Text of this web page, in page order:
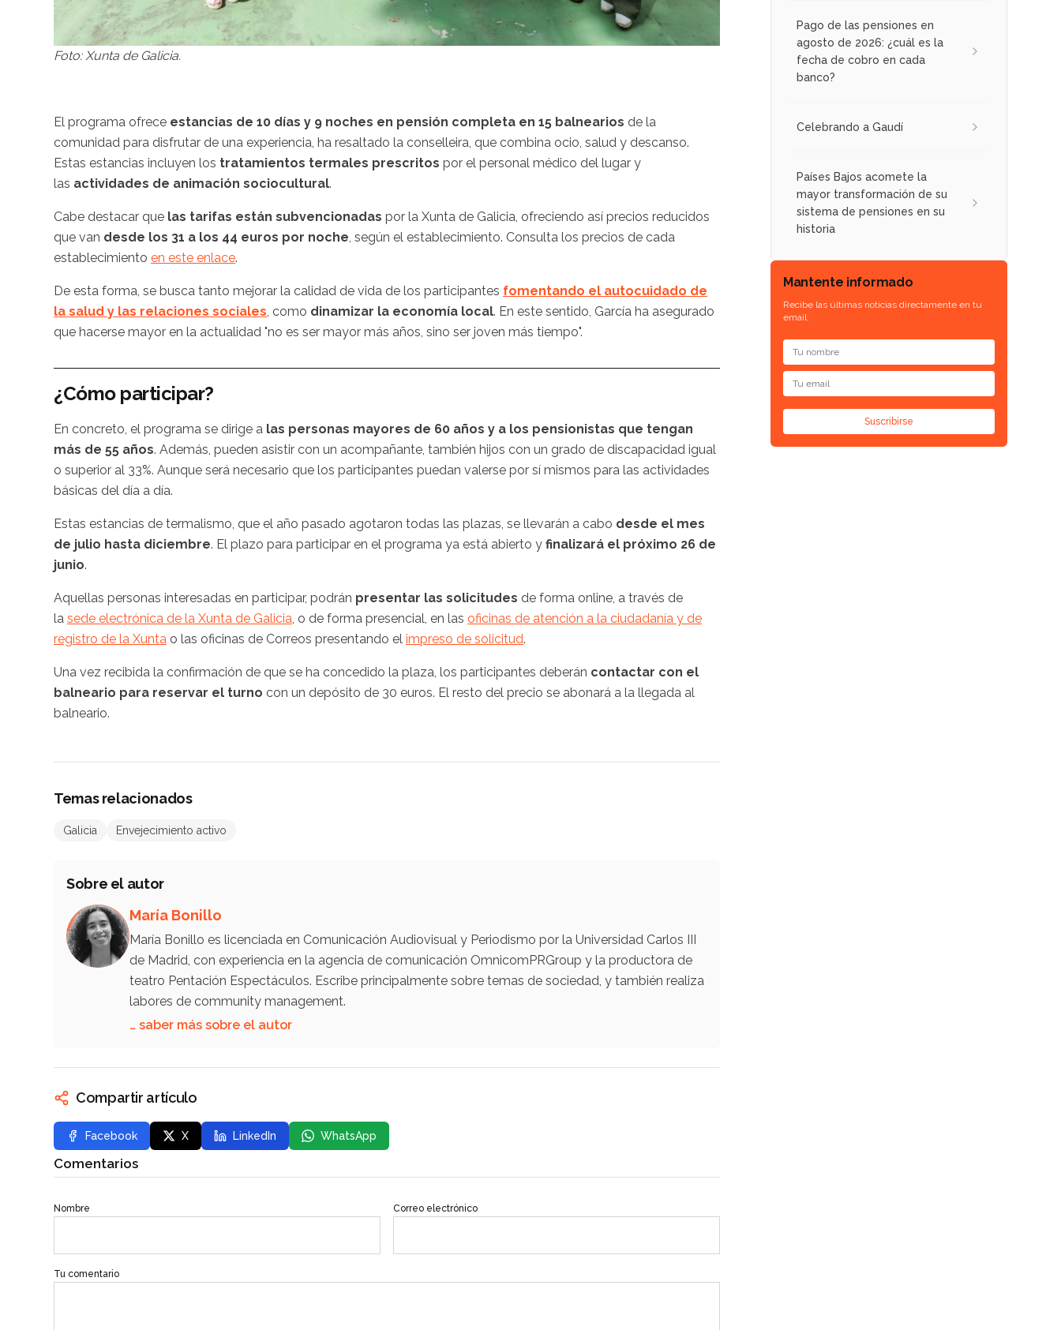
Foto: Xunta de Galicia.
El programa ofrece estancias de 10 días y 9 noches en pensión completa en 15 balnearios de la
comunidad para disfrutar de una experiencia, ha resaltado la conselleira, que combina ocio, salud y descanso.
Estas estancias incluyen los tratamientos termales prescritos por el personal médico del lugar y
las actividades de animación sociocultural.
Cabe destacar que las tarifas están subvencionadas por la Xunta de Galicia, ofreciendo así precios reducidos
que van desde los 31 a los 44 euros por noche, según el establecimiento. Consulta los precios de cada
establecimiento en este enlace.
De esta forma, se busca tanto mejorar la calidad de vida de los participantes fomentando el autocuidado de
la salud y las relaciones sociales, como dinamizar la economía local. En este sentido, García ha asegurado
que hacerse mayor en la actualidad "no es ser mayor más años, sino ser joven más tiempo".
¿Cómo participar?
En concreto, el programa se dirige a las personas mayores de 60 años y a los pensionistas que tengan
más de 55 años. Además, pueden asistir con un acompañante, también hijos con un grado de discapacidad igual
o superior al 33%. Aunque será necesario que los participantes puedan valerse por sí mismos para las actividades
básicas del día a día.
Estas estancias de termalismo, que el año pasado agotaron todas las plazas, se llevarán a cabo desde el mes
de julio hasta diciembre. El plazo para participar en el programa ya está abierto y finalizará el próximo 26 de
junio.
Aquellas personas interesadas en participar, podrán presentar las solicitudes de forma online, a través de
la sede electrónica de la Xunta de Galicia, o de forma presencial, en las oficinas de atención a la ciudadanía y de
registro de la Xunta o las oficinas de Correos presentando el impreso de solicitud.
Una vez recibida la confirmación de que se ha concedido la plaza, los participantes deberán contactar con el
balneario para reservar el turno con un depósito de 30 euros. El resto del precio se abonará a la llegada al
balneario.
Temas relacionados
Galicia Envejecimiento activo
Sobre el autor
María Bonillo
María Bonillo es licenciada en Comunicación Audiovisual y Periodismo por la Universidad Carlos III
de Madrid, con experiencia en la agencia de comunicación OmnicomPRGroup y la productora de
teatro Pentación Espectáculos. Escribe principalmente sobre temas de sociedad, y también realiza
labores de community management.
… saber más sobre el autor
Compartir artículo
Facebook X LinkedIn WhatsApp
Comentarios
Nombre Correo electrónico
Tu comentario
Pago de las pensiones en
agosto de 2026: ¿cuál es la
fecha de cobro en cada
banco?
Celebrando a Gaudí
Países Bajos acomete la
mayor transformación de su
sistema de pensiones en su
historia
Mantente informado
Recibe las últimas noticias directamente en tu
email.
Suscribirse